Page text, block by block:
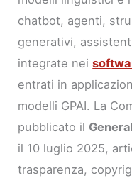
chatbot, agenti,
generativi,
integrate nei
entrati in
modelli GPAI. La
pubblicato il
il 10 luglio 2025,
trasparenza,